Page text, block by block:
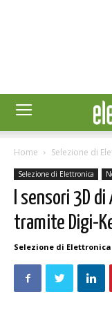
Home Selezione di
Selezione di Elettronica
I sensori 3D
tramite Digi-
Selezione di Elettronica